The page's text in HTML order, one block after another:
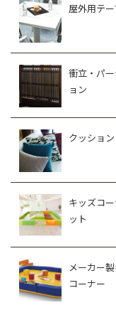
屋外用テ
衝立・パ
ョン
クッション
キッズコ
ット
メーカー
コーナー